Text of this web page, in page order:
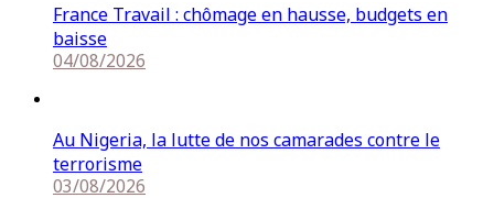
France Travail : chômage en hausse, budgets en
baisse
04/08/2026
Au Nigeria, la lutte de nos camarades contre le
terrorisme
03/08/2026